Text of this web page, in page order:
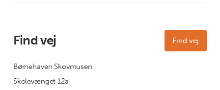
Find vej Find vej
Børnehaven Skovmusen
Skolevænget 12a